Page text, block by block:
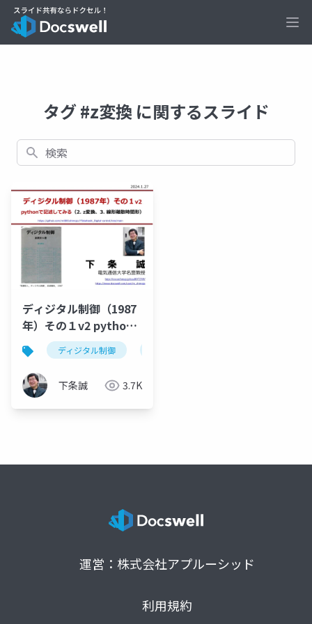
タグ #z変換 に関するスライド
検索
ディジタル制御（1987
年）その１v2 python
で記述してみる（2. z変
換、3. 線形離散時間
形）
ディジタル制御
下条誠 3.7K
運営：株式会社アプルーシッド
利用規約